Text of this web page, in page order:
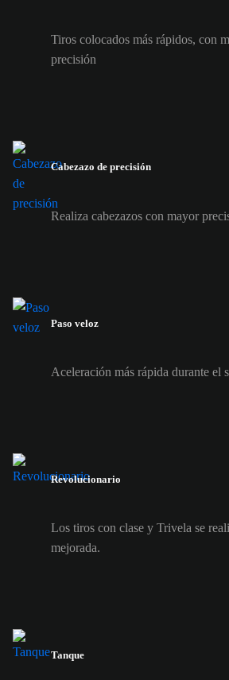
Tiros colocados más rápidos, con
precisión
Cabezazo de precisión
Realiza cabezazos con mayor
Paso veloz
Aceleración más rápida durante el
Revolucionario
Los tiros con clase y Trivela se
mejorada.
Tanque